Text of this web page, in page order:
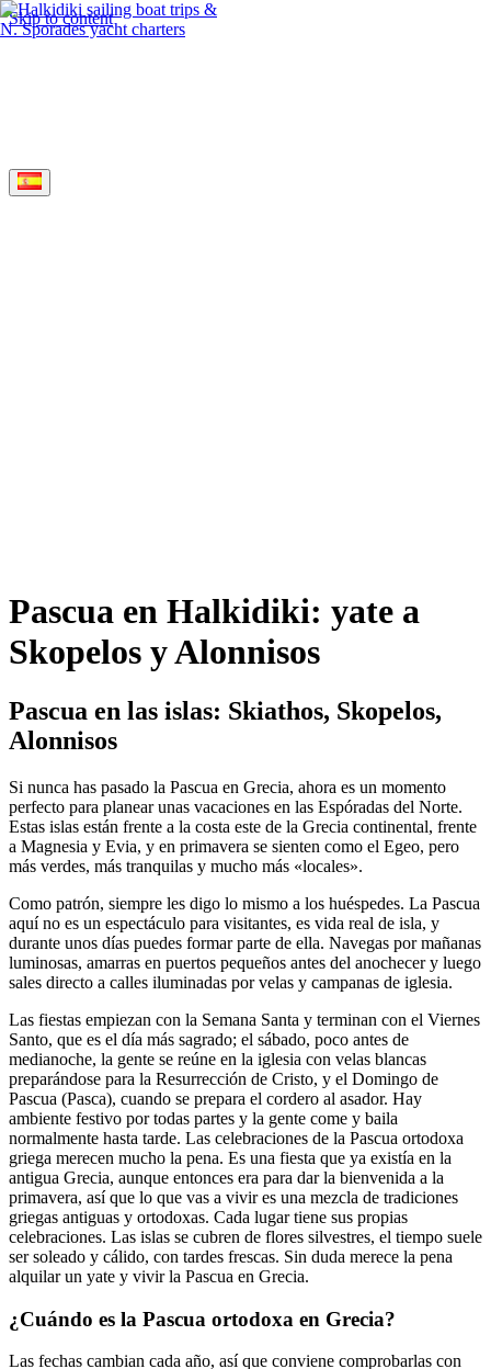
Skip to content
Pascua en Halkidiki: yate a
Skopelos y Alonnisos
Pascua en las islas: Skiathos, Skopelos,
Alonnisos
Si nunca has pasado la Pascua en Grecia, ahora es un momento
perfecto para planear unas vacaciones en las Espóradas del Norte.
Estas islas están frente a la costa este de la Grecia continental, frente
a Magnesia y Evia, y en primavera se sienten como el Egeo, pero
más verdes, más tranquilas y mucho más «locales».
Como patrón, siempre les digo lo mismo a los huéspedes. La Pascua
aquí no es un espectáculo para visitantes, es vida real de isla, y
durante unos días puedes formar parte de ella. Navegas por mañanas
luminosas, amarras en puertos pequeños antes del anochecer y luego
sales directo a calles iluminadas por velas y campanas de iglesia.
Las fiestas empiezan con la Semana Santa y terminan con el Viernes
Santo, que es el día más sagrado; el sábado, poco antes de
medianoche, la gente se reúne en la iglesia con velas blancas
preparándose para la Resurrección de Cristo, y el Domingo de
Pascua (Pasca), cuando se prepara el cordero al asador. Hay
ambiente festivo por todas partes y la gente come y baila
normalmente hasta tarde. Las celebraciones de la Pascua ortodoxa
griega merecen mucho la pena. Es una fiesta que ya existía en la
antigua Grecia, aunque entonces era para dar la bienvenida a la
primavera, así que lo que vas a vivir es una mezcla de tradiciones
griegas antiguas y ortodoxas. Cada lugar tiene sus propias
celebraciones. Las islas se cubren de flores silvestres, el tiempo suele
ser soleado y cálido, con tardes frescas. Sin duda merece la pena
alquilar un yate y vivir la Pascua en Grecia.
¿Cuándo es la Pascua ortodoxa en Grecia?
Las fechas cambian cada año, así que conviene comprobarlas con